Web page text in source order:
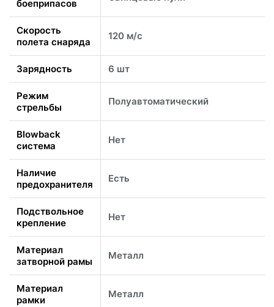
боеприпасов
Скорость
полета снаряда
120 м/с
Зарядность 6 шт
Режим
стрельбы
Полуавтоматический
Blowback
система
Нет
Наличие
предохранителя
Есть
Подствольное
крепление
Нет
Материал
затворной рамы
Металл
Материал
рамки
Металл